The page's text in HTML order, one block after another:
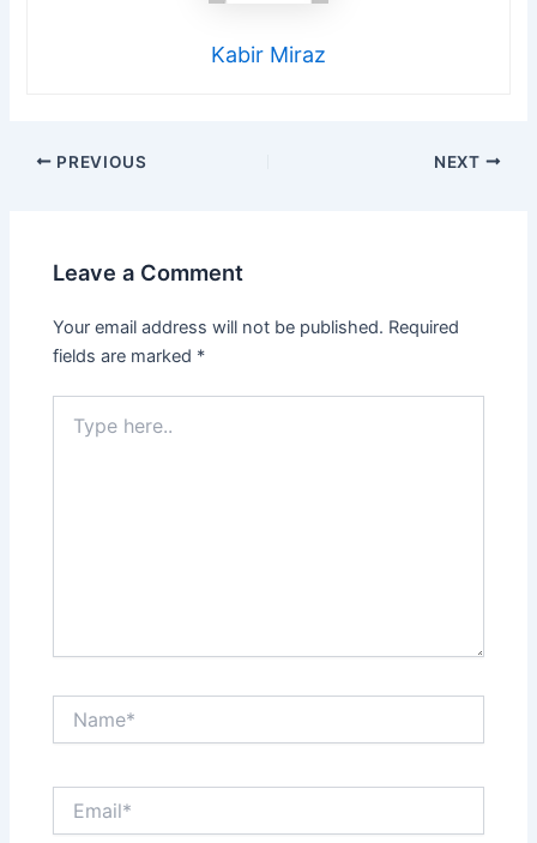
Kabir Miraz
PREVIOUS NEXT
Leave a Comment
Your email address will not be published. Required
fields are marked *
here..